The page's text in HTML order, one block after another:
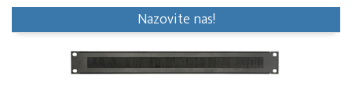
Nazovite nas!